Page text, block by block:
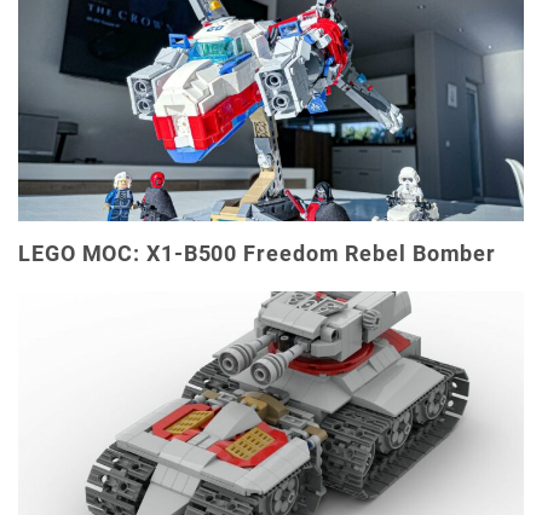
LEGO MOC: X1-B500 Freedom Rebel Bomber